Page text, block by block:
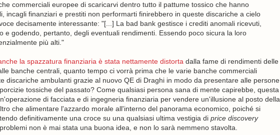
commerciali europee di scaricarvi dentro tutto il pattume tossico che hanno
incagli finanziari e prestiti non performarti finirebbero in queste discariche a cielo
decisamente interessante: "[...] La bad bank gestisce i crediti anomali ricevuti,
e godendo, pertanto, degli eventuali rendimenti. Essendo poco sicura la loro
più alti."
la spazzatura finanziaria è stata nettamente distorta dalla fame di rendimenti delle
banche centrali, quanto tempo ci vorrà prima che le varie banche commerciali
discariche ambulanti grazie al nuovo QE di Draghi in modo da presentare alle persone
tossiche del passato? Come qualsiasi persona sana di mente capirebbe, questa
di facciata e di ingegneria finanziaria per vendere un'illusione al posto della
che alimentare l'azzardo morale all'interno del panorama economico, poiché si
definitivamente una croce su una qualsiasi ultima vestigia di price discovery
non è mai stata una buona idea, e non lo sarà nemmeno stavolta.